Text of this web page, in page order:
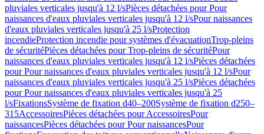
pluviales verticales jusqu'à 12 l/sPièces détachées pour Pour
naissances d'eaux pluviales verticales jusqu'à 12 l/sPour naissances
d'eaux pluviales verticales jusqu'à 25 l/sProtection
incendieProtection incendie pour systèmes d'évacuationTrop-pleins
de sécuritéPièces détachées pour Trop-pleins de sécuritéPour
naissances d'eaux pluviales verticales jusqu'à 12 l/sPièces détachées
pour Pour naissances d'eaux pluviales verticales jusqu'à 12 l/sPour
naissances d'eaux pluviales verticales jusqu'à 25 l/sPièces détachées
pour Pour naissances d'eaux pluviales verticales jusqu'à 25
l/sFixationsSystème de fixation d40–200Système de fixation d250–
315AccessoiresPièces détachées pour AccessoiresPour
naissancesPièces détachées pour Pour naissancesPour